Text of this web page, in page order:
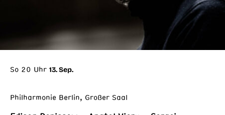
So 20 Uhr 13. Sep.
Philharmonie Berlin, Großer Saal